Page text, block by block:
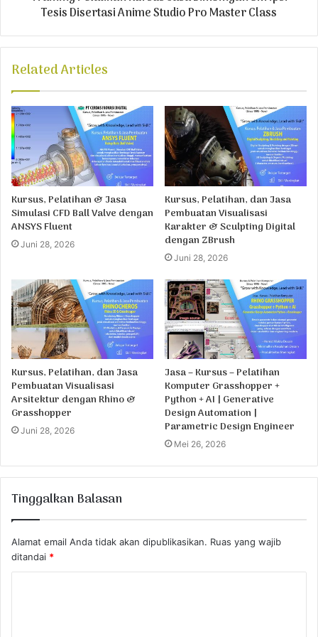
Tesis Disertasi Anime Studio Pro Master Class
Related Articles
Kursus, Pelatihan & Jasa
Simulasi CFD Ball Valve dengan
ANSYS Fluent
Juni 28, 2026
Kursus, Pelatihan, dan Jasa
Pembuatan Visualisasi
Karakter & Sculpting Digital
dengan ZBrush
Juni 28, 2026
Kursus, Pelatihan, dan Jasa
Pembuatan Visualisasi
Arsitektur dengan Rhino &
Grasshopper
Juni 28, 2026
Jasa – Kursus – Pelatihan
Komputer Grasshopper +
Python + AI | Generative
Design Automation |
Parametric Design Engineer
Mei 26, 2026
Tinggalkan Balasan
Alamat email Anda tidak akan dipublikasikan. Ruas yang wajib
ditandai *